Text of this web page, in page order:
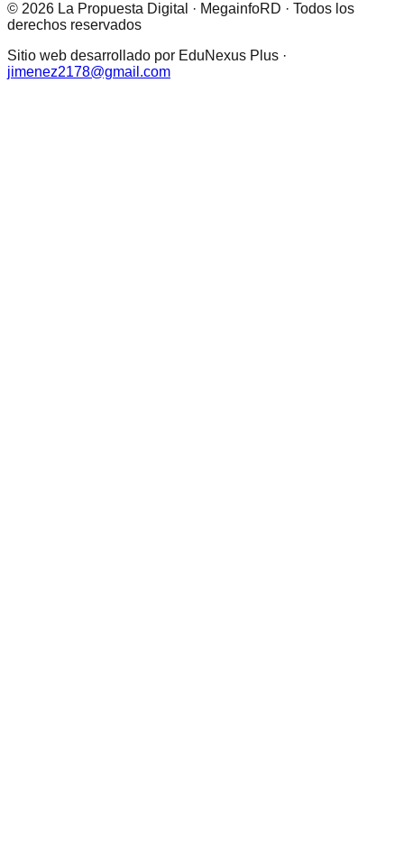
© 2026 La Propuesta Digital · MegainfoRD · Todos los
derechos reservados
Sitio web desarrollado por EduNexus Plus ·
jimenez2178@gmail.com